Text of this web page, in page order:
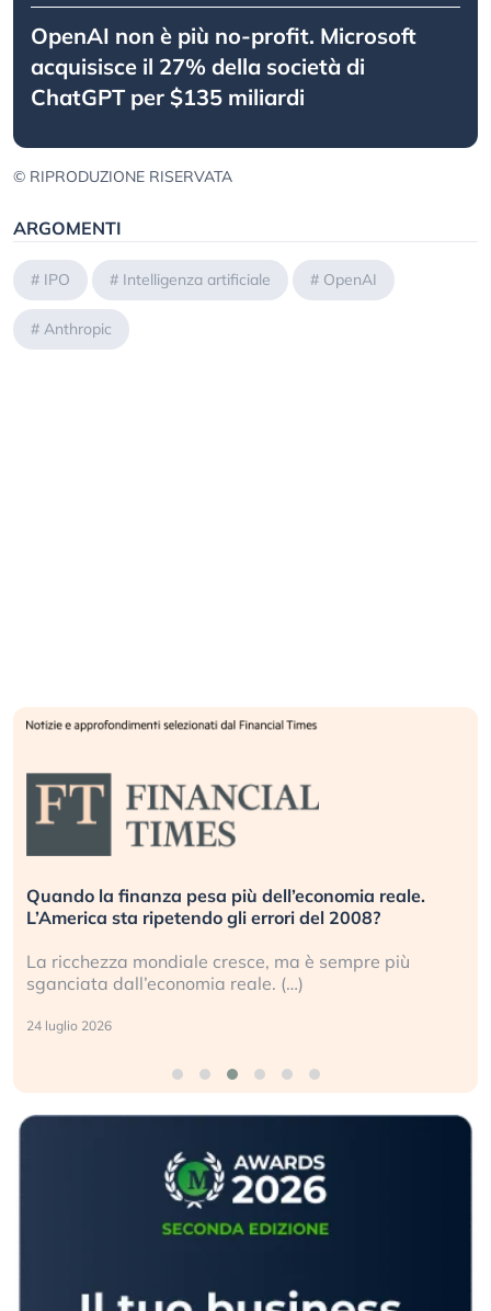
OpenAI non è più no-profit. Microsoft
acquisisce il 27% della società di
ChatGPT per $135 miliardi
© RIPRODUZIONE RISERVATA
ARGOMENTI
# IPO # Intelligenza artificiale # OpenAI
# Anthropic
Russia e Cina pronti a spegnere Starlink. Gli
investitori stanno sottovalutando il rischio?
Gli investitori tech continuano a ignorare il rischio
geopolitico: il (…)
17 luglio 2026